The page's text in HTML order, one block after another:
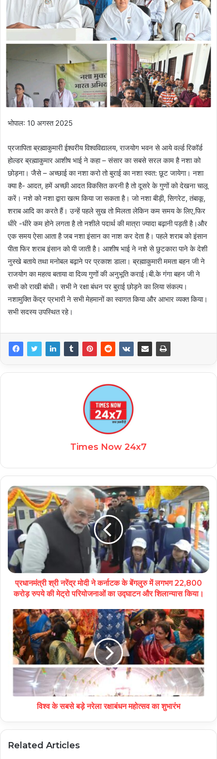
भोपाल: 10 अगस्त 2025
प्रजापिता ब्रह्माकुमारी ईश्वरीय विश्वविद्यालय, राजयोग भवन से आये वर्ल्ड रिकॉर्ड
होल्डर ब्रह्माकुमार आशीष भाई ने कहा – संसार का सबसे सरल काम है नशा को
छोड़ना। जैसे – अच्छाई का नशा करो तो बुराई का नशा स्वत: छूट जायेगा। नशा
क्या है- आदत, हमें अच्छी आदत विकसित करनी है तो दूसरे के गुणों को देखना चालू
करें। नशे को नशा द्वारा खत्म किया जा सकता है। जो नशा बीड़ी, सिगरेट, तंबाकू,
शराब आदि का करते हैं। उन्हें पहले सुख तो मिलता लेकिन कम समय के लिए,फिर
धीरे -धीरे कम होने लगता है तो नशीले पदार्थ की मात्रा ज्यादा बढ़ानी पड़ती है।और
एक समय ऐसा आता है जब नशा इंसान का नाश कर देता है। पहले शराब को इंसान
पीता फिर शराब इंसान को पी जाती है। आशीष भाई ने नशे से छुटकारा पाने के देशी
नुस्खे बताये तथा मनोबल बढ़ाने पर प्रकाश डाला। ब्रह्माकुमारी ममता बहन जी ने
राजयोग का महत्व बताया वा दिव्य गुणों की अनुभूति कराई।बी.के गंगा बहन जी ने
सभी को राखी बांधी। सभी ने रक्षा बंधन पर बुराई छोड़ने का लिया संकल्प।
नशामुक्ति केंद्र प्रभारी ने सभी मेहमानों का स्वागत किया और आभार व्यक्त किया।
सभी सदस्य उपस्थित रहे।
Times Now 24x7
प्रधानमंत्री श्री नरेंद्र मोदी ने कर्नाटक के बेंगलुरु में लगभग 22,800
करोड़ रुपये की मेट्रो परियोजनाओं का उद्घाटन और शिलान्यास किया।
विश्व के सबसे बड़े नरेला रक्षाबंधन महोत्सव का शुभारंभ
Related Articles